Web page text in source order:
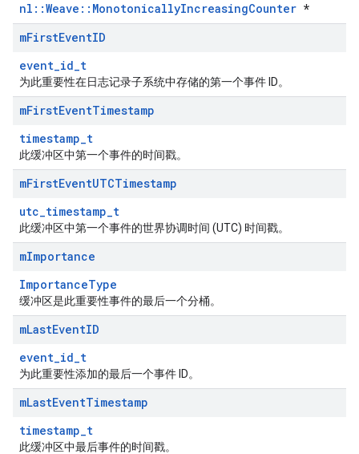
nl::Weave::MonotonicallyIncreasingCounter *
mFirstEventID
event_id_t
为此重要性在日志记录子系统中存储的第一个事件 ID。
mFirstEventTimestamp
timestamp_t
此缓冲区中第一个事件的时间戳。
mFirstEventUTCTimestamp
utc_timestamp_t
此缓冲区中第一个事件的世界协调时间 (UTC) 时间戳。
mImportance
ImportanceType
缓冲区是此重要性事件的最后一个分桶。
mLastEventID
event_id_t
为此重要性添加的最后一个事件 ID。
mLastEventTimestamp
timestamp_t
此缓冲区中最后事件的时间戳。